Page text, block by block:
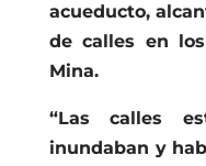
acueducto,
de calles en
Mina.
“Las calles
inundaban y